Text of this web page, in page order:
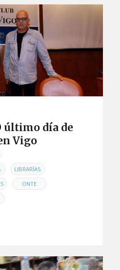
último día de
Vigo
, LIBRARÍAS ,
, ONTE ,